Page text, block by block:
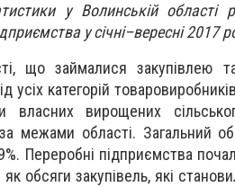
у Волинській області
у січні–вересні 2017
що займалися закупівлею
усіх категорій
власних вирощених
межами області. Загальний
Переробні підприємства
обсяги закупівель, які